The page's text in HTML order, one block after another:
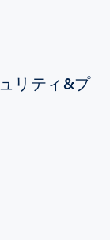
リティ&プ